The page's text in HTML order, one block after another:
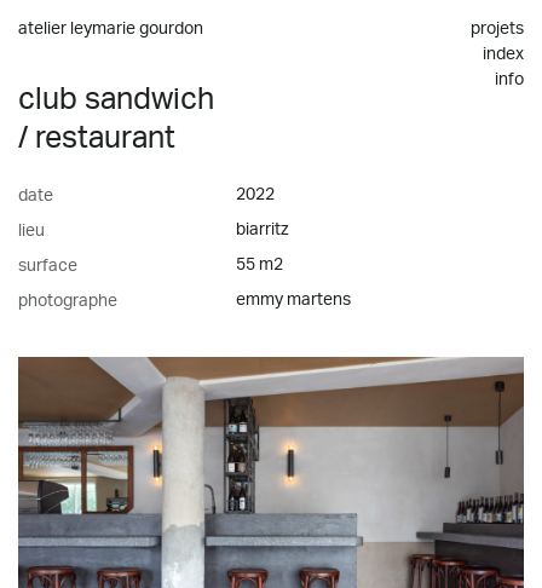
atelier leymarie gourdon
projets
index
info
club sandwich
/ restaurant
date 2022
lieu biarritz
surface 55 m2
photographe emmy martens